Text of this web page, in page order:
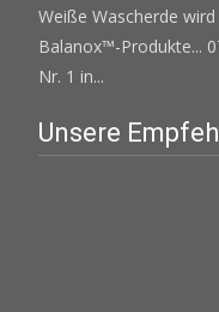
Weiße Wascherde wird
Balanox™-Produkte...
Nr. 1 in...
Unsere